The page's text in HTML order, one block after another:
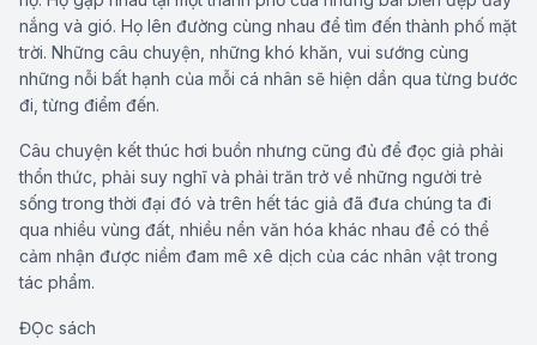
nắng và gió. Họ lên đường cùng nhau để tìm đến thành phố mặt
trời. Những câu chuyện, những khó khăn, vui sướng cùng
những nỗi bất hạnh của mỗi cá nhân sẽ hiện dần qua từng bước
đi, từng điểm đến.
Câu chuyện kết thúc hơi buồn nhưng cũng đủ để đọc giả phải
thổn thức, phải suy nghĩ và phải trăn trở về những người trẻ
sống trong thời đại đó và trên hết tác giả đã đưa chúng ta đi
qua nhiều vùng đất, nhiều nền văn hóa khác nhau để có thể
cảm nhận được niềm đam mê xê dịch của các nhân vật trong
tác phẩm.
ĐỌc sách